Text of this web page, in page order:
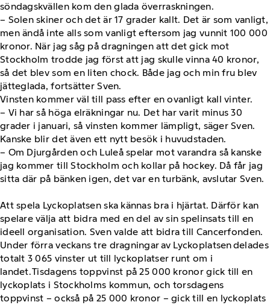
söndagskvällen kom den glada överraskningen.
– Solen skiner och det är 17 grader kallt. Det är som vanligt,
men ändå inte alls som vanligt eftersom jag vunnit 100 000
kronor. När jag såg på dragningen att det gick mot
Stockholm trodde jag först att jag skulle vinna 40 kronor,
så det blev som en liten chock. Både jag och min fru blev
jätteglada, fortsätter Sven.
Vinsten kommer väl till pass efter en ovanligt kall vinter.
– Vi har så höga elräkningar nu. Det har varit minus 30
grader i januari, så vinsten kommer lämpligt, säger Sven.
Kanske blir det även ett nytt besök i huvudstaden.
– Om Djurgården och Luleå spelar mot varandra så kanske
jag kommer till Stockholm och kollar på hockey. Då får jag
sitta där på bänken igen, det var en turbänk, avslutar Sven.
Att spela Lyckoplatsen ska kännas bra i hjärtat. Därför kan
spelare välja att bidra med en del av sin spelinsats till en
ideell organisation. Sven valde att bidra till Cancerfonden.
Under förra veckans tre dragningar av Lyckoplatsen delades
totalt 3 065 vinster ut till lyckoplatser runt om i
landet. Tisdagens toppvinst på 25 000 kronor gick till en
lyckoplats i Stockholms kommun, och torsdagens
toppvinst – också på 25 000 kronor – gick till en lyckoplats